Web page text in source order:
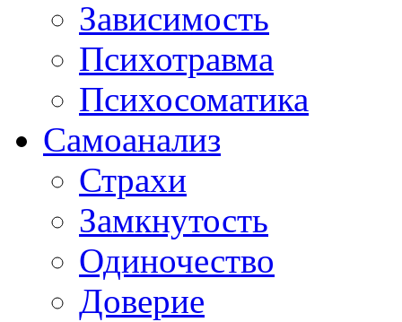
Зависимость
Психотравма
Психосоматика
Самоанализ
Страхи
Замкнутость
Одиночество
Доверие